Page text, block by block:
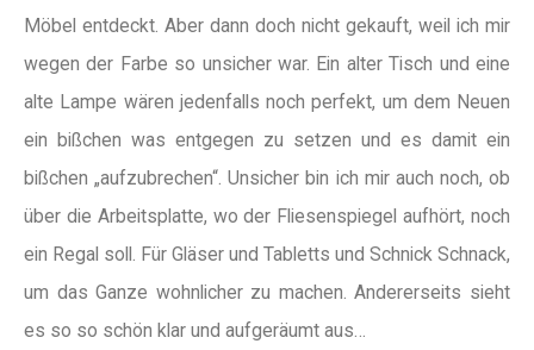
Möbel entdeckt. Aber dann doch nicht gekauft, weil ich mir
wegen der Farbe so unsicher war. Ein alter Tisch und eine
alte Lampe wären jedenfalls noch perfekt, um dem Neuen
ein bißchen was entgegen zu setzen und es damit ein
bißchen „aufzubrechen“. Unsicher bin ich mir auch noch, ob
über die Arbeitsplatte, wo der Fliesenspiegel aufhört, noch
ein Regal soll. Für Gläser und Tabletts und Schnick Schnack,
um das Ganze wohnlicher zu machen. Andererseits sieht
es so so schön klar und aufgeräumt aus…